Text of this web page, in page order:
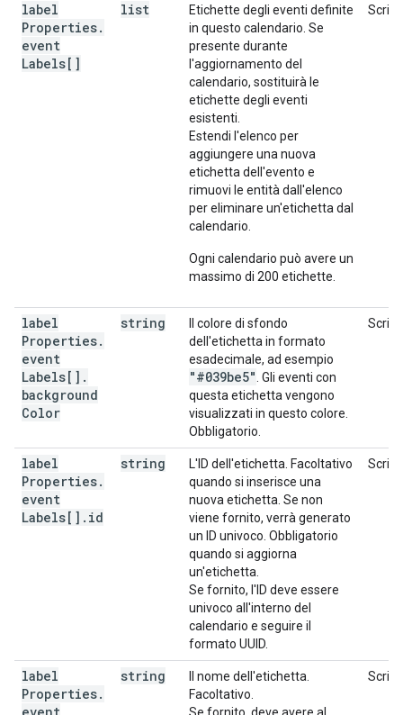
label
Properties.
event
Labels[]
list
Etichette degli eventi definite
in questo calendario. Se
presente durante
l'aggiornamento del
calendario, sostituirà le
etichette degli eventi
esistenti.
Estendi l'elenco per
aggiungere una nuova
etichetta dell'evento e
rimuovi le entità dall'elenco
per eliminare un'etichetta dal
calendario.
Ogni calendario può avere un
massimo di 200 etichette.
label
Properties.
event
Labels[] .
background
Color
string
Il colore di sfondo
dell'etichetta in formato
esadecimale, ad esempio
"#039be5" . Gli eventi con
questa etichetta vengono
visualizzati in questo colore.
Obbligatorio.
label
Properties.
event
Labels[] . id
string
L'ID dell'etichetta. Facoltativo
quando si inserisce una
nuova etichetta. Se non
viene fornito, verrà generato
un ID univoco. Obbligatorio
quando si aggiorna
un'etichetta.
Se fornito, l'ID deve essere
univoco all'interno del
calendario e seguire il
formato UUID.
label
Properties.
string
Il nome dell'etichetta.
Facoltativo.